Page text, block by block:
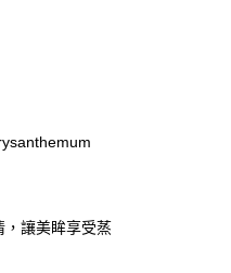
，讓美眸享受蒸